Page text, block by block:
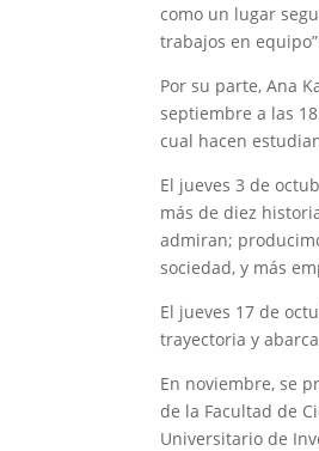
como un lugar
trabajos en
Por su parte, Ana
septiembre a las
cual hacen
El jueves 3 de
más de diez
admiran;
sociedad, y más
El jueves 17 de
trayectoria y
En noviembre, se
de la Facultad de
Universitario de